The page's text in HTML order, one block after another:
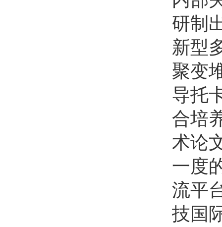
研制
新型
聚变
导托
合培
术论
一度
流平
技国